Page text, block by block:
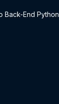
Back-End Python